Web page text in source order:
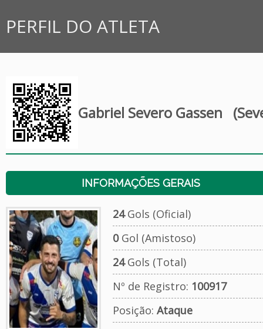
PERFIL DO ATLETA
Gabriel Severo Gassen
INFORMAÇÕES GERAIS
24Gols (Oficial)
0Gol (Amistoso)
24Gols (Total)
Nº de Registro: 100917
Posição: Ataque